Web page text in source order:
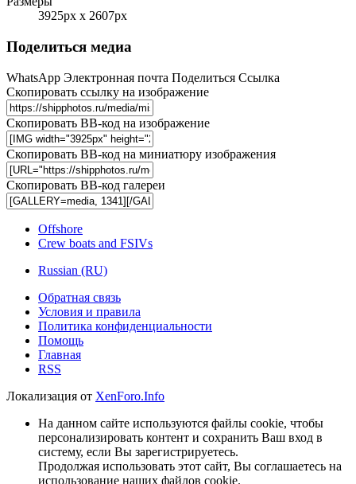
3925px x 2607px
Поделиться медиа
WhatsApp Электронная почта Поделиться Ссылка
Скопировать ссылку на изображение
Скопировать BB-код на изображение
Скопировать BB-код на миниатюру изображения
Скопировать BB-код галереи
Offshore
Crew boats and FSIVs
Russian (RU)
Обратная связь
Условия и правила
Политика конфиденциальности
Помощь
Главная
RSS
Локализация от XenForo.Info
На данном сайте используются файлы cookie, чтобы
персонализировать контент и сохранить Ваш вход в
систему, если Вы зарегистрируетесь.
Продолжая использовать этот сайт, Вы соглашаетесь на
использование наших файлов cookie.